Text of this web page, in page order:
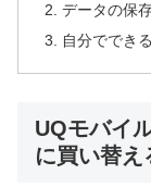
データの保
自分ででき
UQモバイ
に買い替え